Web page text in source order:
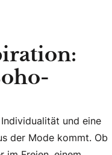
und eine
und eine
der Mode kommt. Ob